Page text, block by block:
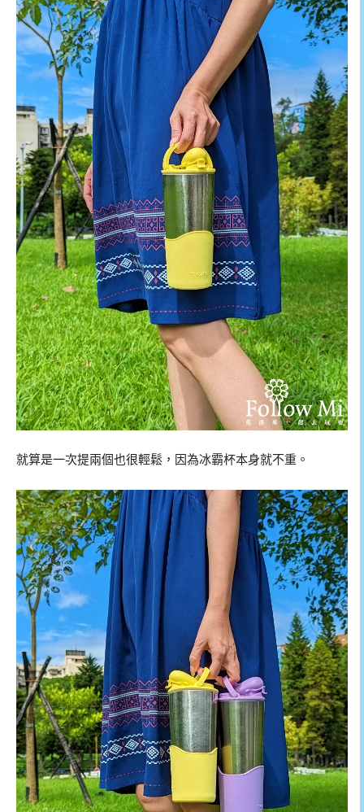
就算是一次提兩個也很輕鬆，因為冰霸杯本身就不重。